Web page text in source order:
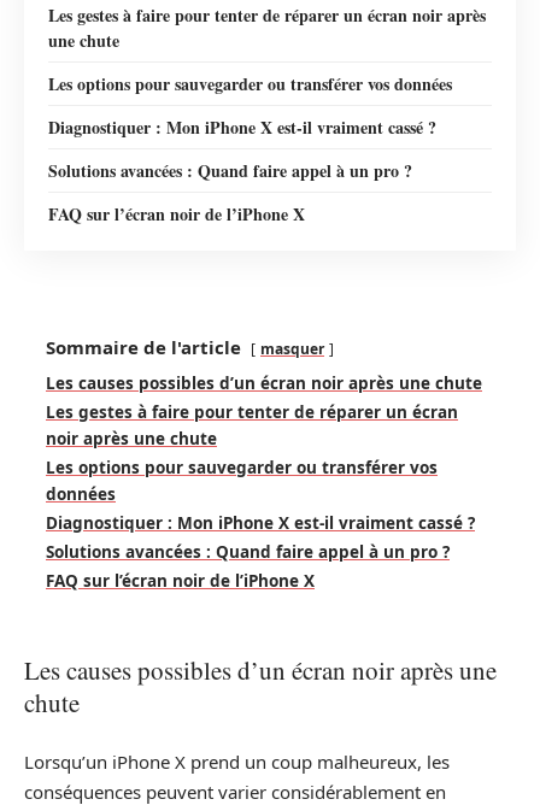
Les gestes à faire pour tenter de réparer un écran noir après
une chute
Les options pour sauvegarder ou transférer vos données
Diagnostiquer : Mon iPhone X est-il vraiment cassé ?
Solutions avancées : Quand faire appel à un pro ?
FAQ sur l’écran noir de l’iPhone X
Sommaire de l'article masquer
Les causes possibles d’un écran noir après une chute
Les gestes à faire pour tenter de réparer un écran
noir après une chute
Les options pour sauvegarder ou transférer vos
données
Diagnostiquer : Mon iPhone X est-il vraiment cassé ?
Solutions avancées : Quand faire appel à un pro ?
FAQ sur l’écran noir de l’iPhone X
Les causes possibles d’un écran noir après une
chute
Lorsqu’un iPhone X prend un coup malheureux, les
conséquences peuvent varier considérablement en